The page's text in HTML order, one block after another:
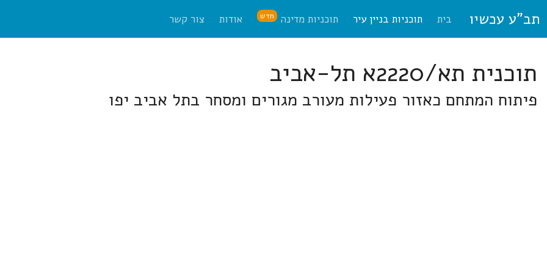
תב"ע עכשיו בית תוכניות בניין עיר תוכניות מדינה חדש אודות צור קשר
תוכנית תא/2220א תל-אביב
פיתוח המתחם כאזור פעילות מעורב מגורים ומסחר בתל אביב יפו